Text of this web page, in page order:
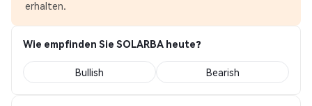
erhalten.
Wie empfinden Sie SOLARBA heute?
Bullish Bearish